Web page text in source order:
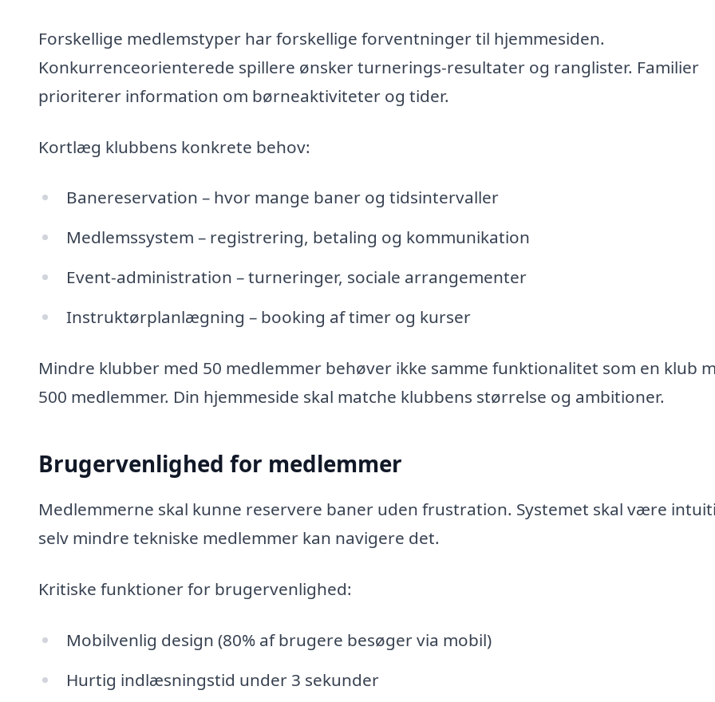
Forskellige medlemstyper har forskellige forventninger til hjemmesiden.
Konkurrenceorienterede spillere ønsker turnerings-resultater og ranglister. Familier
prioriterer information om børneaktiviteter og tider.
Kortlæg klubbens konkrete behov:
Banereservation – hvor mange baner og tidsintervaller
Medlemssystem – registrering, betaling og kommunikation
Event-administration – turneringer, sociale arrangementer
Instruktørplanlægning – booking af timer og kurser
Mindre klubber med 50 medlemmer behøver ikke samme funktionalitet som en klub
500 medlemmer. Din hjemmeside skal matche klubbens størrelse og ambitioner.
Brugervenlighed for medlemmer
Medlemmerne skal kunne reservere baner uden frustration. Systemet skal være
selv mindre tekniske medlemmer kan navigere det.
Kritiske funktioner for brugervenlighed:
Mobilvenlig design (80% af brugere besøger via mobil)
Hurtig indlæsningstid under 3 sekunder